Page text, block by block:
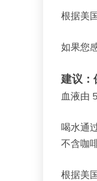
根据美
如果您
建议：
血液由
喝水通
不含咖
根据美